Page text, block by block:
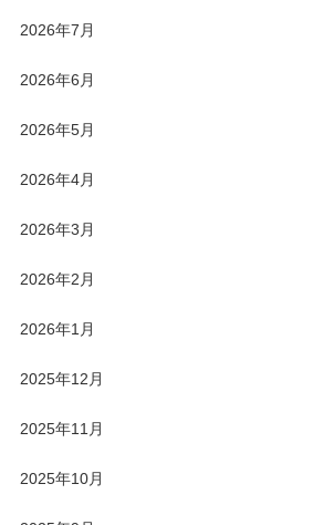
2026年7月
2026年6月
2026年5月
2026年4月
2026年3月
2026年2月
2026年1月
2025年12月
2025年11月
2025年10月